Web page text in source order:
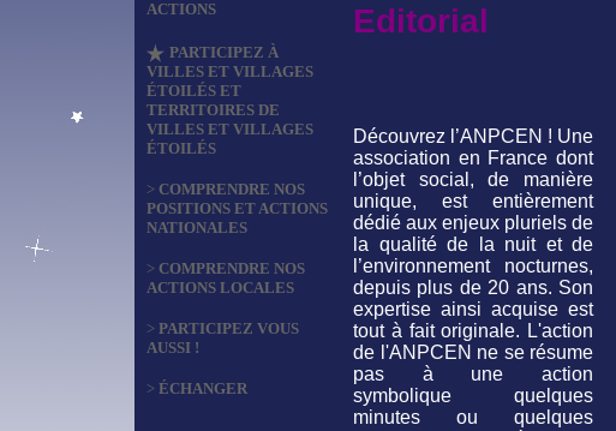
ACTIONS
PARTICIPEZ À
VILLES ET VILLAGES
ÉTOILÉS ET
TERRITOIRES DE
VILLES ET VILLAGES
ÉTOILÉS
> COMPRENDRE NOS
POSITIONS ET ACTIONS
NATIONALES
> COMPRENDRE NOS
ACTIONS LOCALES
> PARTICIPEZ VOUS
AUSSI !
> ÉCHANGER
Editorial
Découvrez l’ANPCEN ! Une
association en France dont
l’objet social, de manière
unique, est entièrement
dédié aux enjeux pluriels de
la qualité de la nuit et de
l’environnement nocturnes,
depuis plus de 20 ans. Son
expertise ainsi acquise est
tout à fait originale. L'action
de l'ANPCEN ne se résume
pas à une action
symbolique quelques
minutes ou quelques